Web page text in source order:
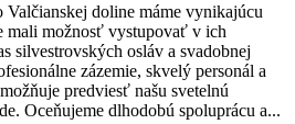
doline máme vynikajúcu
mali možnosť vystupovať v ich
silvestrovských osláv a svadobnej
zázemie, skvelý personál a
predviesť našu svetelnú
Oceňujeme dlhodobú spoluprácu a...